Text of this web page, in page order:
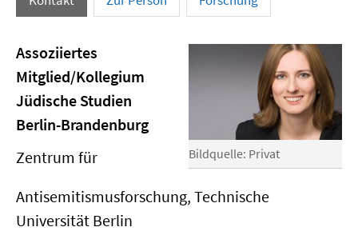
Bildquelle: Privat
Assoziiertes
Mitglied/Kollegium
Jüdische Studien
Berlin-Brandenburg
Zentrum für
Antisemitismusforschung, Technische
Universität Berlin